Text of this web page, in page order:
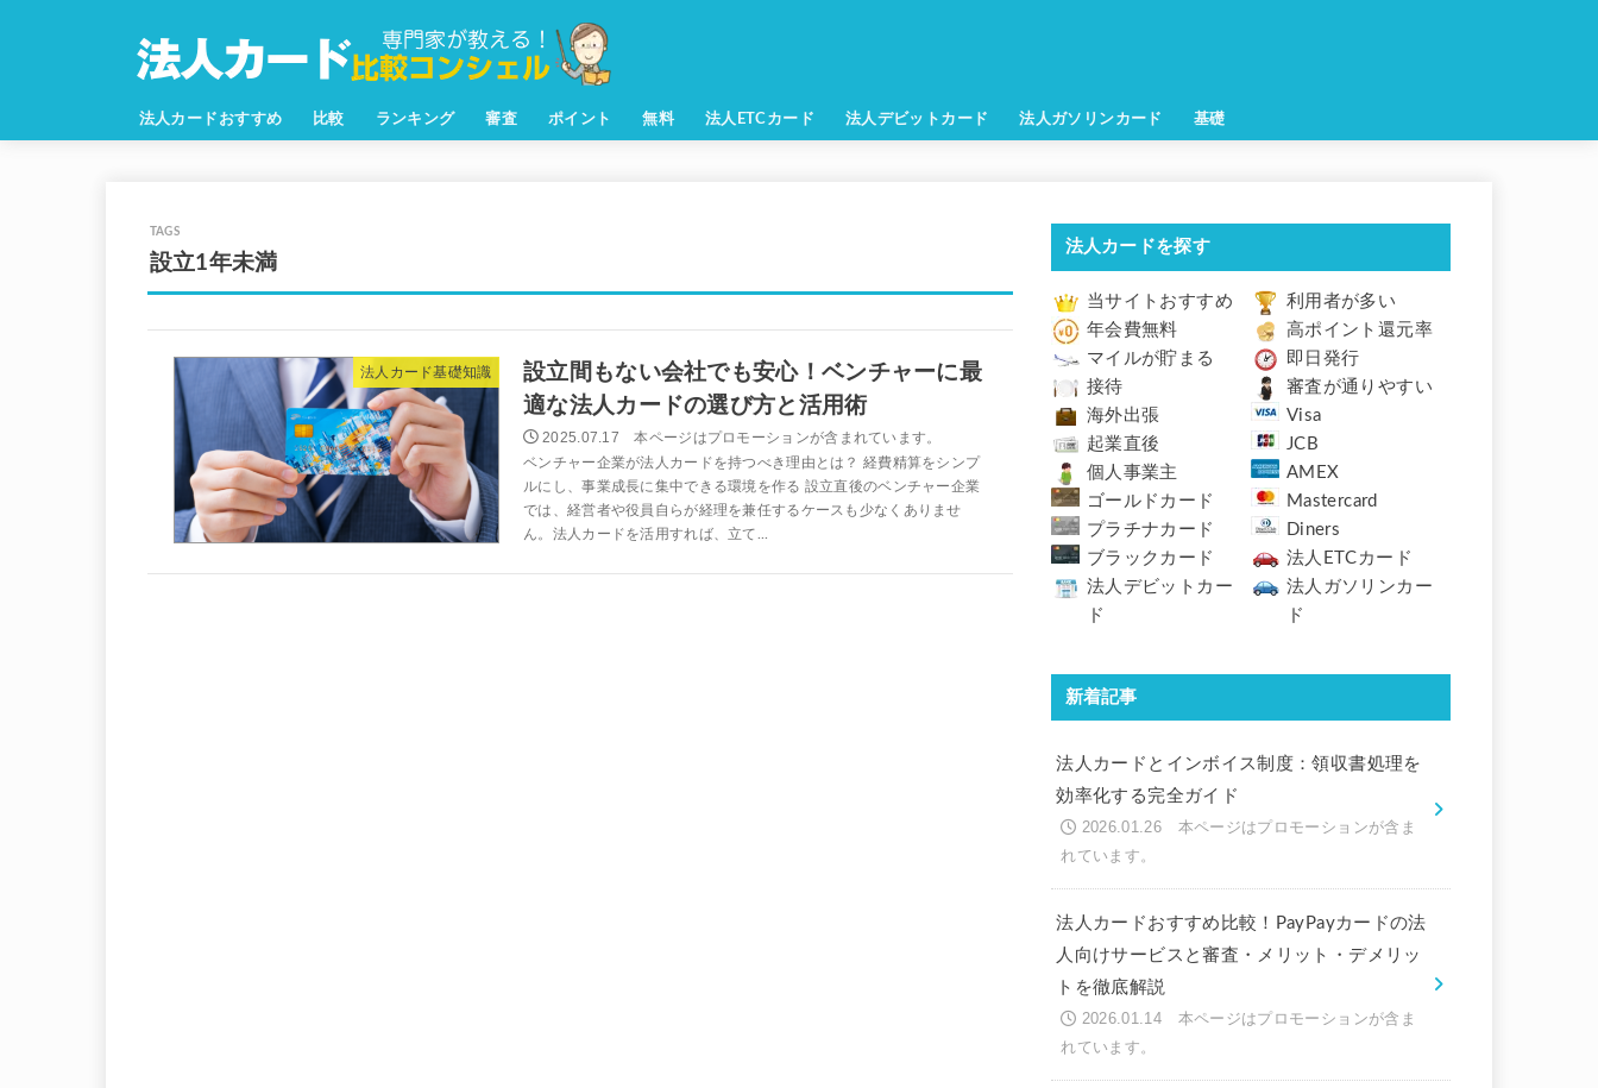
法人カードおすすめ 比較 ランキング 審査 ポイント 無料 法人ETCカード 法人デビットカード 法人ガソリンカード 基礎
設立1年未満
法人カード基礎知識
設立間もない会社でも安心！ベンチャーに最
適な法人カードの選び方と活用術
2025.07.17
ベンチャー企業が法人カードを持つべき理由とは？ 経費精算をシンプ
ルにし、事業成長に集中できる環境を作る 設立直後のベンチャー企業
では、経営者や役員自らが経理を兼任するケースも少なくありませ
ん。法人カードを活用すれば、立て...
法人カードを探す
当サイトおすすめ
利用者が多い
年会費無料
高ポイント還元率
マイルが貯まる
即日発行
接待
審査が通りやすい
海外出張
Visa
起業直後
JCB
個人事業主
AMEX
ゴールドカード
Mastercard
プラチナカード
Diners
ブラックカード
法人ETCカード
法人デビットカー
ド
法人ガソリンカー
ド
新着記事
法人カードとインボイス制度：領収書処理を
効率化する完全ガイド
2026.01.26
法人カードおすすめ比較！PayPayカードの法
人向けサービスと審査・メリット・デメリッ
トを徹底解説
2026.01.14